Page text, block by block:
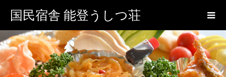
国民宿舎 能登うしつ荘